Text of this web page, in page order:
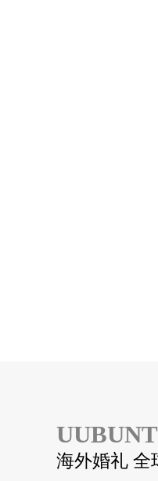
海外婚礼 全